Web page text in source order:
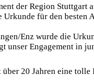
der Region Stuttgart
für den
Enz wurde die
Engagement in
20 Jahren eine tolle